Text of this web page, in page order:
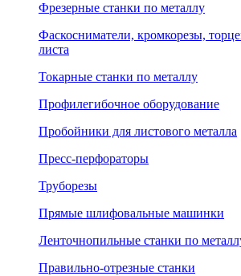
Фрезерные станки по металлу
Фаскосниматели, кромкорезы,
листа
Токарные станки по металлу
Профилегибочное оборудование
Пробойники для листового металла
Пресс-перфораторы
Труборезы
Прямые шлифовальные машинки
Ленточнопильные станки по
Правильно-отрезные станки